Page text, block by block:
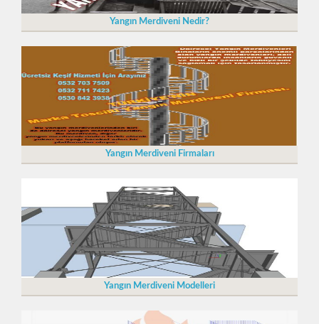
Yangın Merdiveni Nedir?
Yangın Merdiveni Firmaları
Yangın Merdiveni Modelleri